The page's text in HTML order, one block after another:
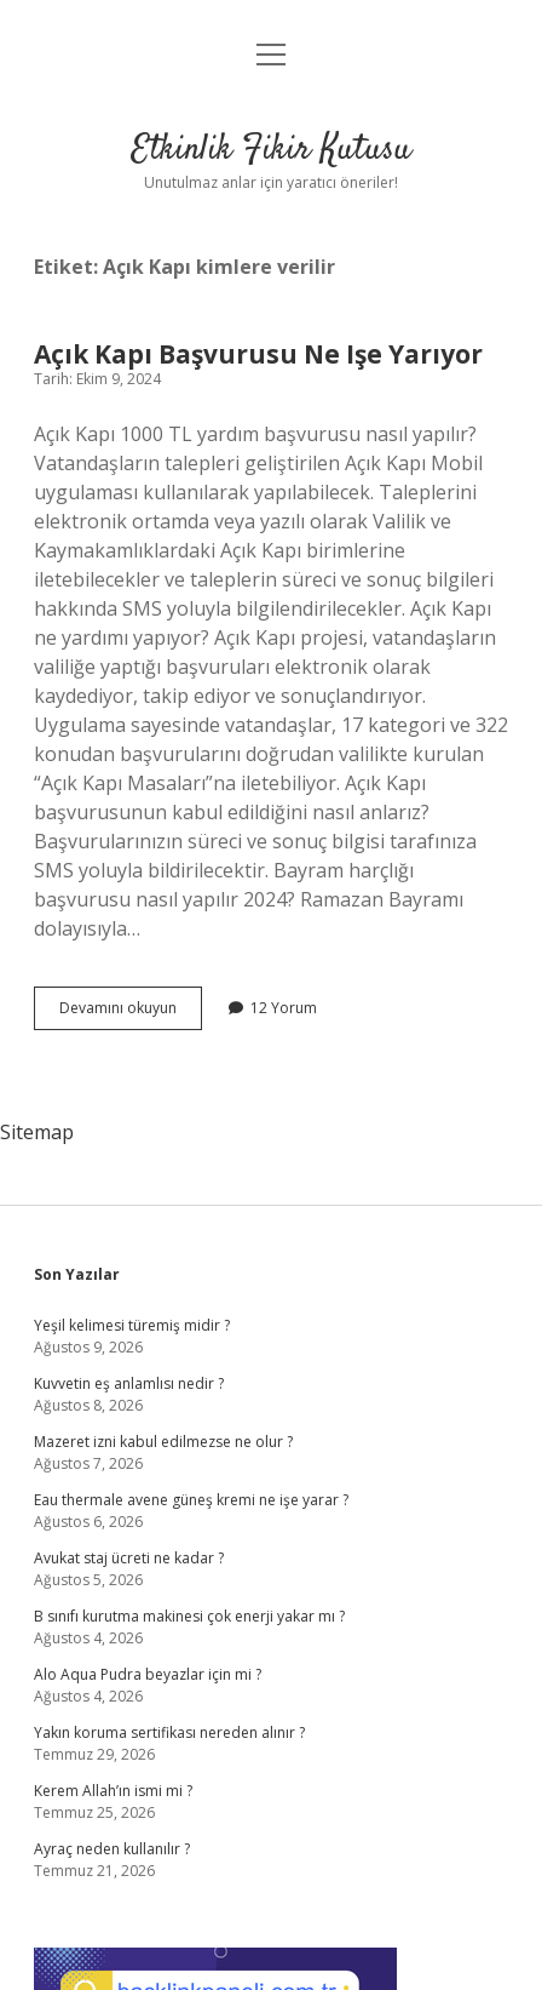
Anasayfa
Yasal Uyarı
menüyü
Etkinlik Fikir Kutusu
Unutulmaz anlar için yaratıcı öneriler!
Etiket:Açık Kapı kimlere verilir
Açık Kapı Başvurusu Ne Işe Yarıyor
Tarih: Ekim 9, 2024
Açık Kapı 1000 TL yardım başvurusu nasıl yapılır?
Vatandaşların talepleri geliştirilen Açık Kapı Mobil
uygulaması kullanılarak yapılabilecek. Taleplerini
elektronik ortamda veya yazılı olarak Valilik ve
Kaymakamlıklardaki Açık Kapı birimlerine
iletebilecekler ve taleplerin süreci ve sonuç bilgileri
hakkında SMS yoluyla bilgilendirilecekler. Açık Kapı
ne yardımı yapıyor? Açık Kapı projesi, vatandaşların
valiliğe yaptığı başvuruları elektronik olarak
kaydediyor, takip ediyor ve sonuçlandırıyor.
Uygulama sayesinde vatandaşlar, 17 kategori ve 322
konudan başvurularını doğrudan valilikte kurulan
“Açık Kapı Masaları”na iletebiliyor. Açık Kapı
başvurusunun kabul edildiğini nasıl anlarız?
Başvurularınızın süreci ve sonuç bilgisi tarafınıza
SMS yoluyla bildirilecektir. Bayram harçlığı
başvurusu nasıl yapılır 2024? Ramazan Bayramı
dolayısıyla…
Devamını okuyun
Kapı
12 Yorum
Sitemap
Sidebar
Son Yazılar
Yeşil kelimesi türemiş midir ?
Ağustos 9, 2026
Kuvvetin eş anlamlısı nedir ?
Ağustos 8, 2026
Mazeret izni kabul edilmezse ne olur ?
Ağustos 7, 2026
Eau thermale avene güneş kremi ne işe yarar ?
Ağustos 6, 2026
Avukat staj ücreti ne kadar ?
Ağustos 5, 2026
B sınıfı kurutma makinesi çok enerji yakar mı ?
Ağustos 4, 2026
Alo Aqua Pudra beyazlar için mi ?
Ağustos 4, 2026
Yakın koruma sertifikası nereden alınır ?
Temmuz 29, 2026
Kerem Allah’ın ismi mi ?
Temmuz 25, 2026
Ayraç neden kullanılır ?
Temmuz 21, 2026